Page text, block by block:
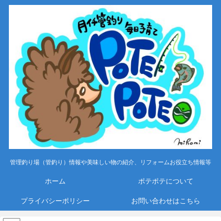
管理釣り場（管釣り）情報や美味しい物の紹介、リフォームお役立ち情報等
ホーム ポテポテについて
プライバシーポリシー お問い合わせはこちら